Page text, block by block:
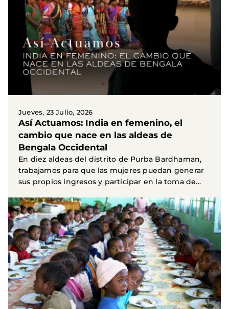
Jueves, 23 Julio, 2026
Así Actuamos: India en femenino, el
cambio que nace en las aldeas de
Bengala Occidental
En diez aldeas del distrito de Purba Bardhaman,
trabajamos para que las mujeres puedan generar
sus propios ingresos y participar en la toma de...